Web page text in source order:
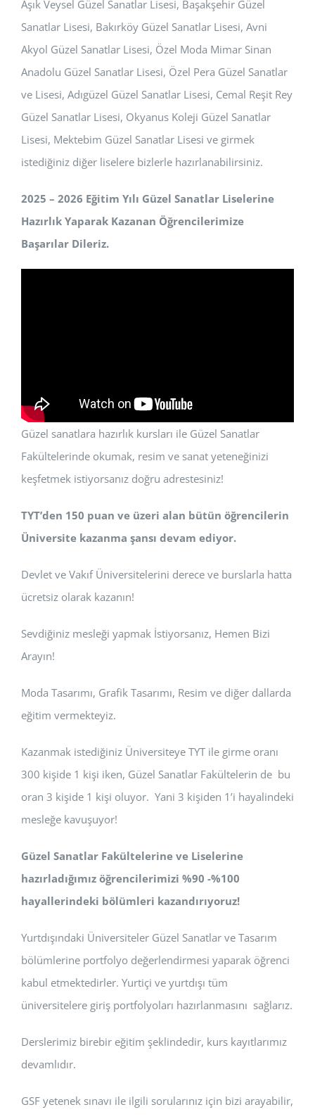
Aşık Veysel Güzel Sanatlar Lisesi, Başakşehir Güzel
Sanatlar Lisesi, Bakırköy Güzel Sanatlar Lisesi, Avni
Akyol Güzel Sanatlar Lisesi, Özel Moda Mimar Sinan
Anadolu Güzel Sanatlar Lisesi, Özel Pera Güzel Sanatlar
ve Lisesi, Adıgüzel Güzel Sanatlar Lisesi, Cemal Reşit Rey
Güzel Sanatlar Lisesi, Okyanus Koleji Güzel Sanatlar
Lisesi, Mektebim Güzel Sanatlar Lisesi ve girmek
istediğiniz diğer liselere bizlerle hazırlanabilirsiniz.
2025 – 2026 Eğitim Yılı Güzel Sanatlar Liselerine
Hazırlık Yaparak Kazanan Öğrencilerimize
Başarılar Dileriz.
Güzel sanatlara hazırlık kursları ile Güzel Sanatlar
Fakültelerinde okumak, resim ve sanat yeteneğinizi
keşfetmek istiyorsanız doğru adrestesiniz!
TYT’den 150 puan ve üzeri alan bütün öğrencilerin
Üniversite kazanma şansı devam ediyor.
Devlet ve Vakıf Üniversitelerini derece ve burslarla hatta
ücretsiz olarak kazanın!
Sevdiğiniz mesleği yapmak İstiyorsanız, Hemen Bizi
Arayın!
Moda Tasarımı, Grafik Tasarımı, Resim ve diğer dallarda
eğitim vermekteyiz.
Kazanmak istediğiniz Üniversiteye TYT ile girme oranı
300 kişide 1 kişi iken, Güzel Sanatlar Fakültelerin de bu
oran 3 kişide 1 kişi oluyor. Yani 3 kişiden 1’i hayalindeki
mesleğe kavuşuyor!
Güzel Sanatlar Fakültelerine ve Liselerine
hazırladığımız öğrencilerimizi %90 -%100
hayallerindeki bölümleri kazandırıyoruz!
Yurtdışındaki Üniversiteler Güzel Sanatlar ve Tasarım
bölümlerine portfolyo değerlendirmesi yaparak öğrenci
kabul etmektedirler. Yurtiçi ve yurtdışı tüm
üniversitelere giriş portfolyoları hazırlanmasını sağlarız.
Derslerimiz birebir eğitim şeklindedir, kurs kayıtlarımız
devamlıdır.
GSF yetenek sınavı ile ilgili sorularınız için bizi arayabilir,